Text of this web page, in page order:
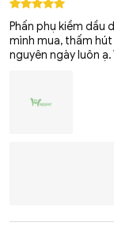
Phấn phụ kiềm dầu
mình mua, thấm
nguyên ngày luôn